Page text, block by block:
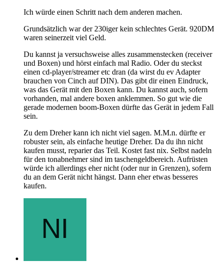
Ich würde einen Schritt nach dem anderen machen.
Grundsätzlich war der 230iger kein schlechtes Gerät. 920DM
waren seinerzeit viel Geld.
Du kannst ja versuchsweise alles zusammenstecken (receiver
und Boxen) und hörst einfach mal Radio. Oder du steckst
einen cd-player/streamer etc dran (da wirst du ev Adapter
brauchen von Cinch auf DIN). Das gibt dir einen Eindruck,
was das Gerät mit den Boxen kann. Du kannst auch, sofern
vorhanden, mal andere boxen anklemmen. So gut wie die
gerade modernen boom-Boxen dürfte das Gerät in jedem Fall
sein.
Zu dem Dreher kann ich nicht viel sagen. M.M.n. dürfte er
robuster sein, als einfache heutige Dreher. Da du ihn nicht
kaufen musst, reparier das Teil. Kostet fast nix. Selbst nadeln
für den tonabnehmer sind im taschengeldbereich. Aufrüsten
würde ich allerdings eher nicht (oder nur in Grenzen), sofern
du an dem Gerät nicht hängst. Dann eher etwas besseres
kaufen.